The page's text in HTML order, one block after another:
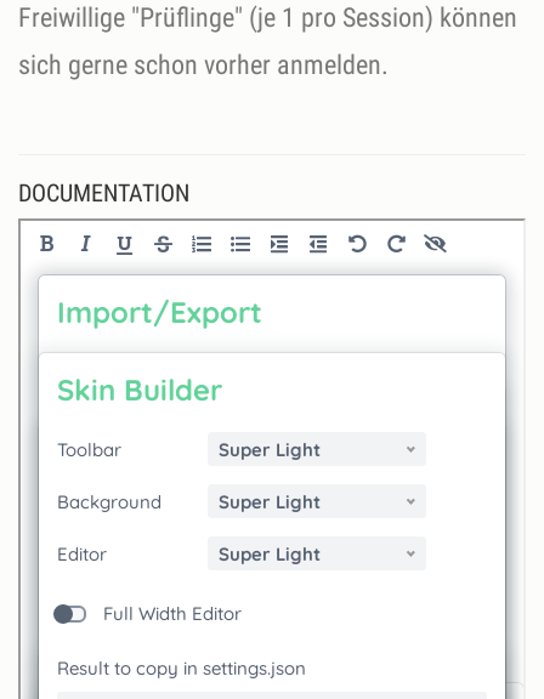
Freiwillige "Prüflinge" (je 1 pro Session) können
sich gerne schon vorher anmelden.
DOCUMENTATION